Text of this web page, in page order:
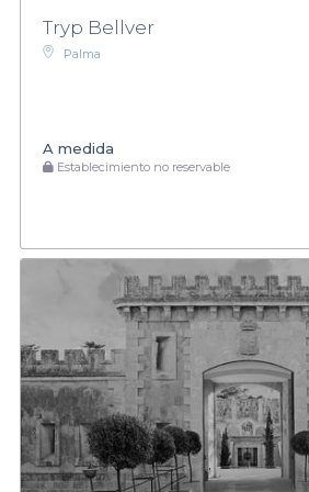
Tryp Bellver
Palma
A medida
Establecimiento no reservable